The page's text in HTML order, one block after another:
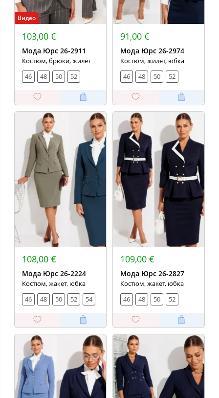
Видео
103,00 €
Мода Юрс 26-2911
Костюм, брюки, жилет
46
48 50 52
91,00 €
Мода Юрс 26-2974
Костюм, жилет, юбка
46
48 50 52
108,00 €
Мода Юрс 26-2224
Костюм, жакет, юбка
46
48 50 52 54
109,00 €
Мода Юрс 26-2827
Костюм, жакет, юбка
46
48 50 52